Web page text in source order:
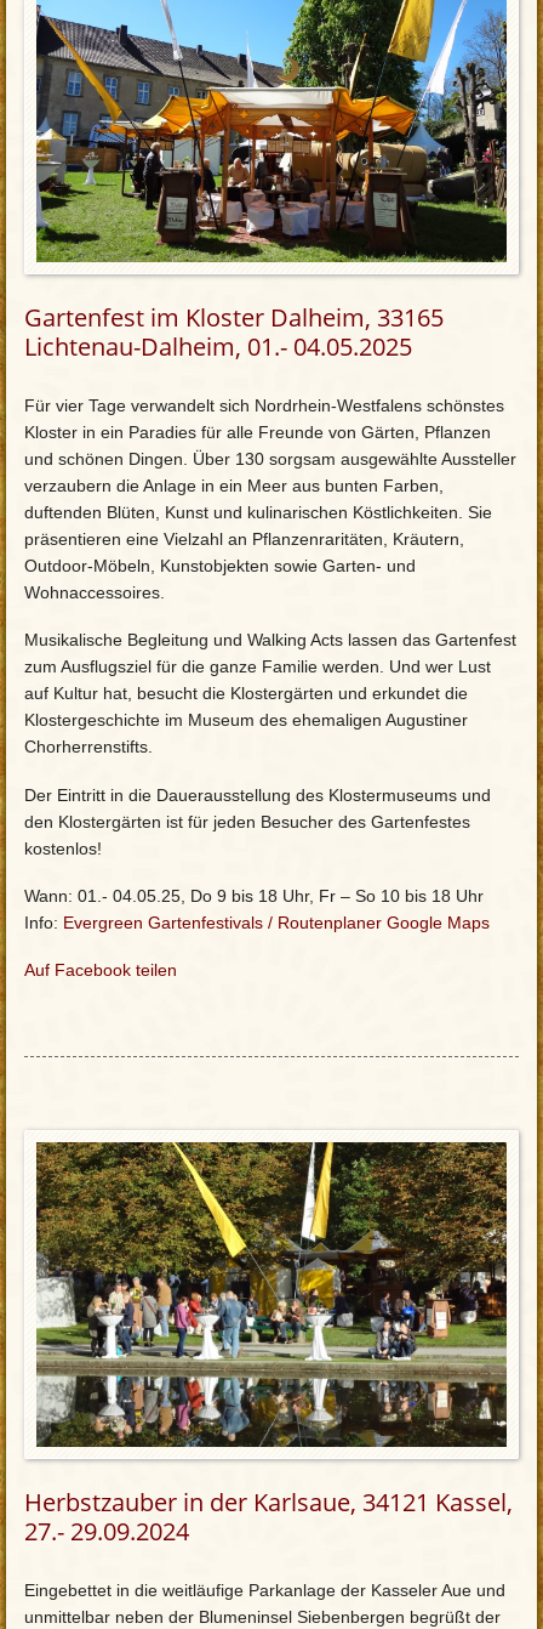
Gartenfest im Kloster Dalheim, 33165
Lichtenau-Dalheim, 01.- 04.05.2025
Für vier Tage verwandelt sich Nordrhein-Westfalens schönstes
Kloster in ein Paradies für alle Freunde von Gärten, Pflanzen
und schönen Dingen. Über 130 sorgsam ausgewählte Aussteller
verzaubern die Anlage in ein Meer aus bunten Farben,
duftenden Blüten, Kunst und kulinarischen Köstlichkeiten. Sie
präsentieren eine Vielzahl an Pflanzenraritäten, Kräutern,
Outdoor-Möbeln, Kunstobjekten sowie Garten- und
Wohnaccessoires.
Musikalische Begleitung und Walking Acts lassen das Gartenfest
zum Ausflugsziel für die ganze Familie werden. Und wer Lust
auf Kultur hat, besucht die Klostergärten und erkundet die
Klostergeschichte im Museum des ehemaligen Augustiner
Chorherrenstifts.
Der Eintritt in die Dauerausstellung des Klostermuseums und
den Klostergärten ist für jeden Besucher des Gartenfestes
kostenlos!
Wann: 01.- 04.05.25, Do 9 bis 18 Uhr, Fr – So 10 bis 18 Uhr
Info: Evergreen Gartenfestivals / Routenplaner Google Maps
Auf Facebook teilen
Herbstzauber in der Karlsaue, 34121 Kassel,
27.- 29.09.2024
Eingebettet in die weitläufige Parkanlage der Kasseler Aue und
unmittelbar neben der Blumeninsel Siebenbergen begrüßt der